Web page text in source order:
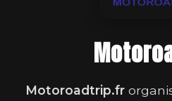
Motoroadtrip.fr